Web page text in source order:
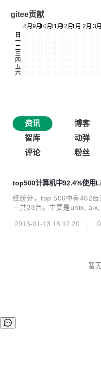
gitee贡献
资讯 博客
智库
动弹
评论
粉丝
top500计算机中92.4%使用
经统计，top 500中有462
一共38台。主要是unix, aix,
2013-01-13 18:12:20
0
暂